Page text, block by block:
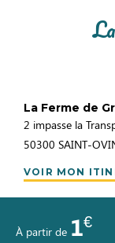
La Ferme de
2 impasse la
50300 SAINT-
VOIR MON
À partir de 1€